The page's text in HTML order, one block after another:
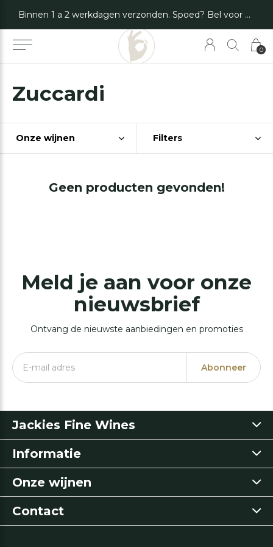
0
Binnen 1 a 2 werkdagen verzonden. Spoed? Bel voor de mogelijkheden.
Zuccardi
Onze wijnen Filters
Geen producten gevonden!
Meld je aan voor onze
nieuwsbrief
Ontvang de nieuwste aanbiedingen en promoties
Abonneer
Jackies Fine Wines
Informatie
Onze wijnen
Contact